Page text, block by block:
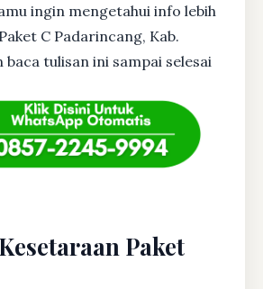
ingin mengetahui info lebih
C Padarincang, Kab.
baca tulisan ini sampai selesai
Paket